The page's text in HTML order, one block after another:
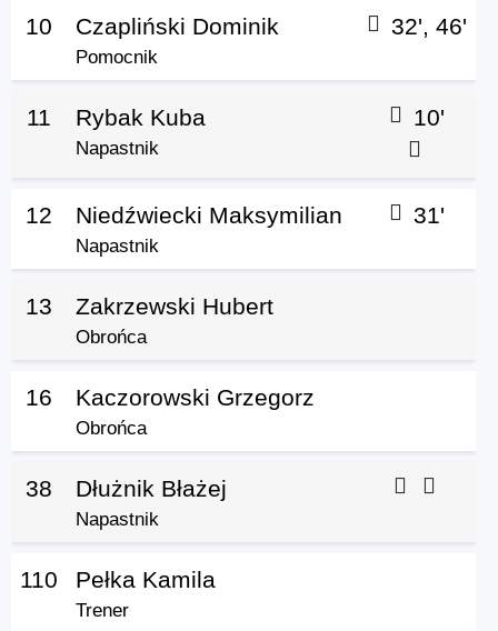
10 Czapliński Dominik
Pomocnik
32', 46'
11 Rybak Kuba
Napastnik
10'
12 Niedźwiecki Maksymilian
Napastnik
31'
13 Zakrzewski Hubert
Obrońca
16 Kaczorowski Grzegorz
Obrońca
38 Dłużnik Błażej
Napastnik
110 Pełka Kamila
Trener